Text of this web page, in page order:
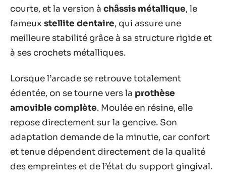
courte, et la version à châssis métallique, le
fameux stellite dentaire, qui assure une
meilleure stabilité grâce à sa structure rigide et
à ses crochets métalliques.
Lorsque l’arcade se retrouve totalement
édentée, on se tourne vers la prothèse
amovible complète. Moulée en résine, elle
repose directement sur la gencive. Son
adaptation demande de la minutie, car confort
et tenue dépendent directement de la qualité
des empreintes et de l’état du support gingival.